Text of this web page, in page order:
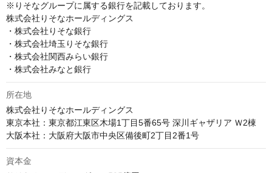
※りそなグループに属する銀行を記載しております。
株式会社りそなホールディングス
・株式会社りそな銀行
・株式会社埼玉りそな銀行
・株式会社関西みらい銀行
・株式会社みなと銀行
所在地
株式会社りそなホールディングス
東京本社：東京都江東区木場1丁目5番65号 深川ギャザリア Ｗ2棟
資本金